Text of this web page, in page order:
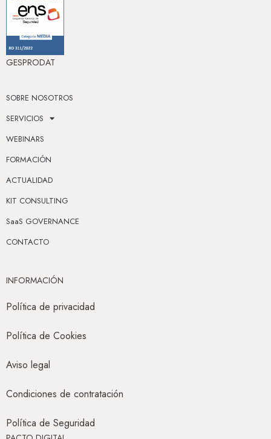
GESPRODAT
SOBRE NOSOTROS
SERVICIOS
WEBINARS
FORMACIÓN
ACTUALIDAD
KIT CONSULTING
SaaS GOVERNANCE
CONTACTO
INFORMACIÓN
Política de privacidad
Política de Cookies
Aviso legal
Condiciones de contratación
Política de Seguridad